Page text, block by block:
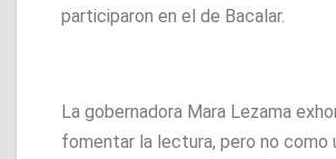
participaron en el de Bacalar.
La gobernadora Mara Lezama
fomentar la lectura, pero no como